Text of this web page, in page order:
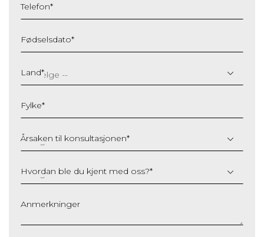
Telefon*
Fødselsdato*
slash
MM
YYYY
Land*
Fylke*
Årsaken til konsultasjonen*
Hvordan ble du kjent med oss?*
Anmerkninger